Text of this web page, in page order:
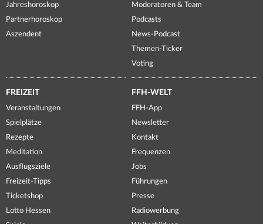
Jahreshoroskop
Partnerhoroskop
Aszendent
Moderatoren & Team
Podcasts
News-Podcast
Themen-Ticker
Voting
FREIZEIT
Veranstaltungen
Spielplätze
Rezepte
Meditation
Ausflugsziele
Freizeit-Tipps
Ticketshop
Lotto Hessen
FFH-WELT
FFH-App
Newsletter
Kontakt
Frequenzen
Jobs
Führungen
Presse
Radiowerbung